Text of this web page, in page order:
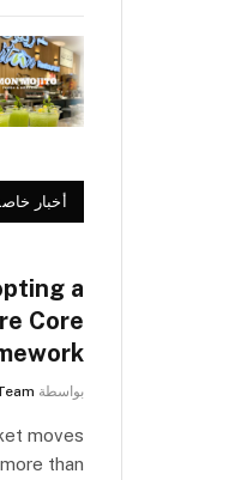
أخبار
a
Core
بواسطة
moves
than